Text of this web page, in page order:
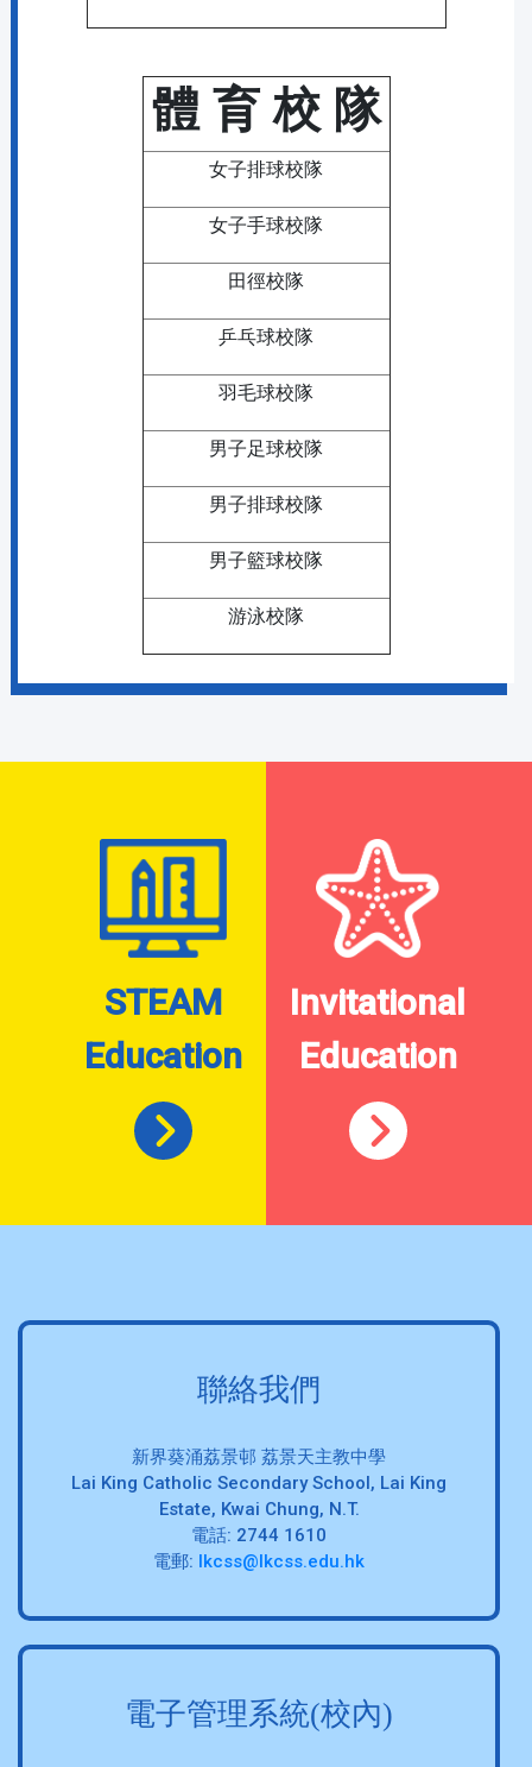
體 育 校 隊
女子排球校隊
女子手球校隊
田徑校隊
乒乓球校隊
羽毛球校隊
男子足球校隊
男子排球校隊
男子籃球校隊
游泳校隊
STEAM
Education
Invitational
Education
聯絡我們
新界葵涌荔景邨 荔景天主教中學
Lai King Catholic Secondary School, Lai King
Estate, Kwai Chung, N.T.
電話: 2744 1610
電郵: lkcss@lkcss.edu.hk
電子管理系統(校內)